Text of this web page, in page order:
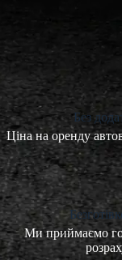
Без
Ціна на оренду
Ми приймаємо